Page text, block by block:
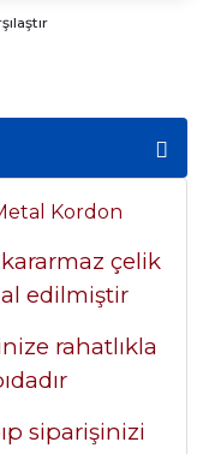
Kordon
çelik
edilmiştir
rahatlıkla
siparişinizi